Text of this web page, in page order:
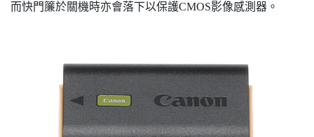
而快門簾於關機時亦會落下以保護CMOS影像感測器。